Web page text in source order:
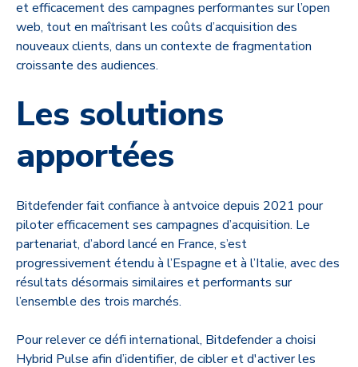
et efficacement des campagnes performantes sur l’open
web, tout en maîtrisant les coûts d’acquisition des
nouveaux clients, dans un contexte de fragmentation
croissante des audiences.
Les solutions
apportées
Bitdefender fait confiance à antvoice depuis 2021 pour
piloter efficacement ses campagnes d’acquisition. Le
partenariat, d’abord lancé en France, s’est
progressivement étendu à l’Espagne et à l’Italie, avec des
résultats désormais similaires et performants sur
l’ensemble des trois marchés.
Pour relever ce défi international, Bitdefender a choisi
Hybrid Pulse afin d’identifier, de cibler et d'activer les